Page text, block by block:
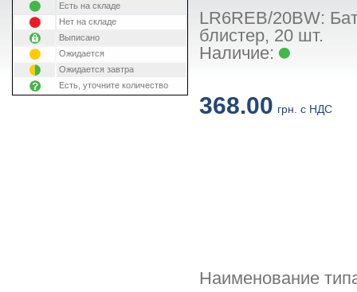
Есть на складе
Нет на складе
Выписано
Ожидается
Ожидается завтра
Есть, уточните количество
LR6REB/20BW:
блистер, 20 шт.
Наличие:
368.00 грн. с НДС
Наименование